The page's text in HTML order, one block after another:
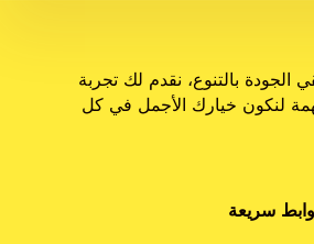
بالتنوع، نقدم لك تجربة
لنكون خيارك الأجمل في كل
سريعة